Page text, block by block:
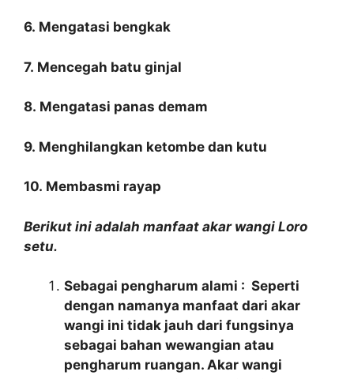
6. Mengatasi bengkak
7. Mencegah batu ginjal
8. Mengatasi panas demam
9. Menghilangkan ketombe dan kutu
10. Membasmi rayap
Berikut ini adalah manfaat akar wangi Loro
setu.
Sebagai pengharum alami : Seperti
dengan namanya manfaat dari akar
wangi ini tidak jauh dari fungsinya
sebagai bahan wewangian atau
pengharum ruangan. Akar wangi